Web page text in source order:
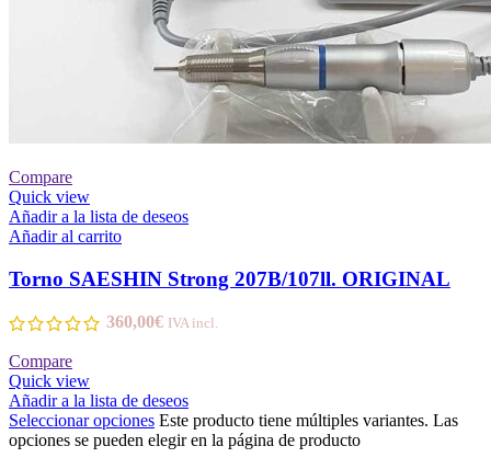
Compare
Quick view
Añadir a la lista de deseos
Añadir al carrito
Torno SAESHIN Strong 207B/107ll. ORIGINAL
360,00€ IVA incl.
Compare
Quick view
Añadir a la lista de deseos
Seleccionar opciones Este producto tiene múltiples variantes. Las
opciones se pueden elegir en la página de producto